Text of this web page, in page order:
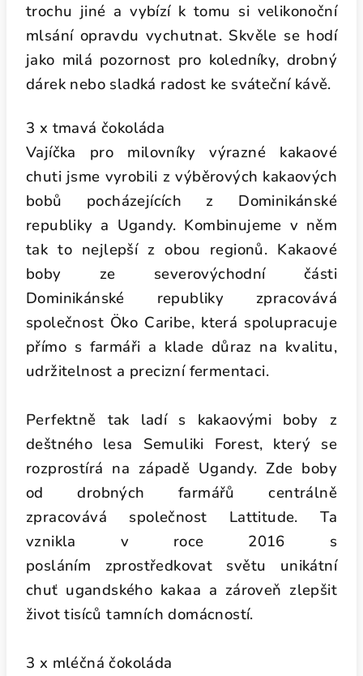
trochu jiné a vybízí k tomu si velikonoční
mlsání opravdu vychutnat. Skvěle se hodí
jako milá pozornost pro koledníky, drobný
dárek nebo sladká radost ke sváteční kávě.
3 x tmavá čokoláda
Vajíčka pro milovníky výrazné kakaové
chuti jsme vyrobili z výběrových kakaových
bobů pocházejících z Dominikánské
republiky a Ugandy. Kombinujeme v něm
tak to nejlepší z obou regionů. Kakaové
boby ze severovýchodní části
Dominikánské republiky zpracovává
společnost Öko Caribe, která spolupracuje
přímo s farmáři a klade důraz na kvalitu,
udržitelnost a precizní fermentaci.
Perfektně tak ladí s kakaovými boby z
deštného lesa Semuliki Forest, který se
rozprostírá na západě Ugandy. Zde boby
od drobných farmářů centrálně
zpracovává společnost Lattitude. Ta
vznikla v roce 2016 s
posláním zprostředkovat světu unikátní
chuť ugandského kakaa a zároveň zlepšit
život tisíců tamních domácností.
3 x mléčná čokoláda